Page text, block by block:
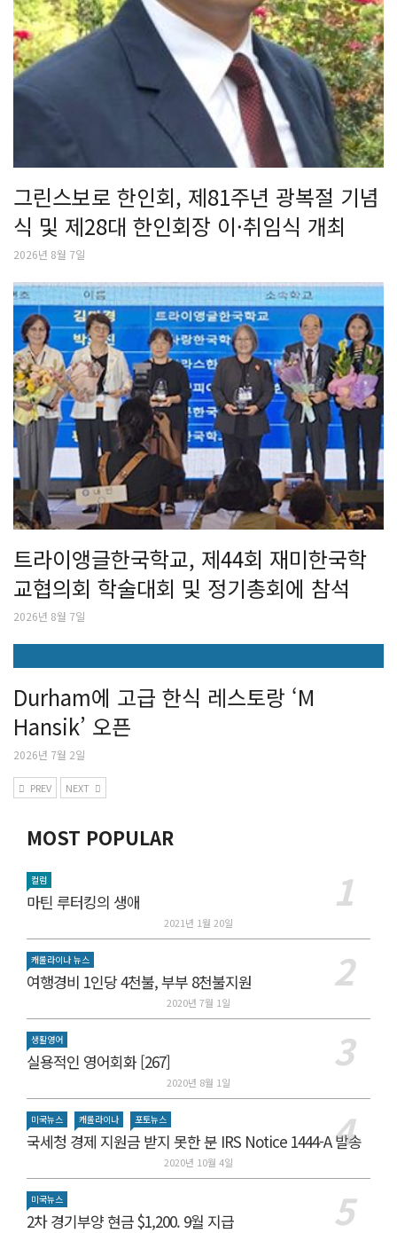
그린스보로 한인회, 제81주년 광복절 기념
식 및 제28대 한인회장 이·취임식 개최
2026년 8월 7일
트라이앵글한국학교, 제44회 재미한국학
교협의회 학술대회 및 정기총회에 참석
2026년 8월 7일
Durham에 고급 한식 레스토랑 ‘M
Hansik’ 오픈
2026년 7월 2일
PREV NEXT
MOST POPULAR
컬럼
마틴 루터킹의 생애
2021년 1월 20일
캐롤라이나 뉴스
여행경비 1인당 4천불, 부부 8천불지원
2020년 7월 1일
생활영어
실용적인 영어회화 [267]
2020년 8월 1일
미국뉴스 캐롤라이나 포토뉴스
국세청 경제 지원금 받지 못한 분 IRS Notice 1444-A 발송
2020년 10월 4일
미국뉴스
2차 경기부양 현금 $1,200. 9월 지급